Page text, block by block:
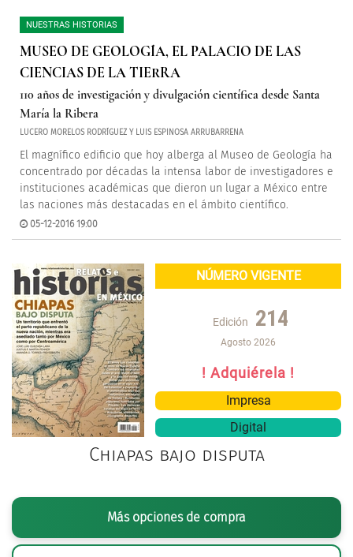
NUESTRAS HISTORIAS
MUSEO DE GEOLOGÍA, EL PALACIO DE LAS
CIENCIAS DE LA TIERRA
110 años de investigación y divulgación científica desde Santa
María la Ribera
LUCERO MORELOS RODRÍGUEZ Y LUIS ESPINOSA ARRUBARRENA
El magnífico edificio que hoy alberga al Museo de Geología ha
concentrado por décadas la intensa labor de investigadores e
instituciones académicas que dieron un lugar a México entre
las naciones más destacadas en el ámbito científico.
05-12-2016 19:00
NÚMERO VIGENTE
Edición 214
Agosto 2026
! Adquiérela !
Impresa
Digital
Chiapas bajo disputa
Más opciones de compra